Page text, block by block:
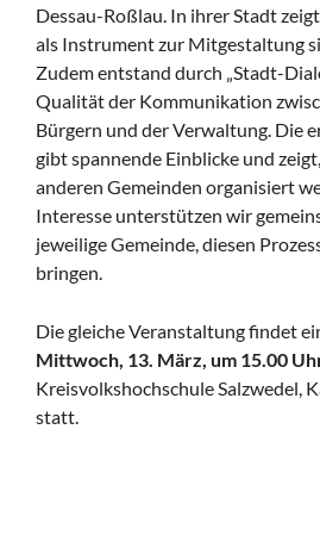
Dessau-Roßlau. In ihrer Stadt
als Instrument zur Mitgestaltung
Zudem entstand durch „Stadt-
Qualität der Kommunikation
Bürgern und der Verwaltung. Die
gibt spannende Einblicke und
anderen Gemeinden organisiert
Interesse unterstützen wir
jeweilige Gemeinde, diesen
bringen.
Die gleiche Veranstaltung findet
Mittwoch, 13. März, um 15.00
Kreisvolkshochschule Salzwedel,
statt.